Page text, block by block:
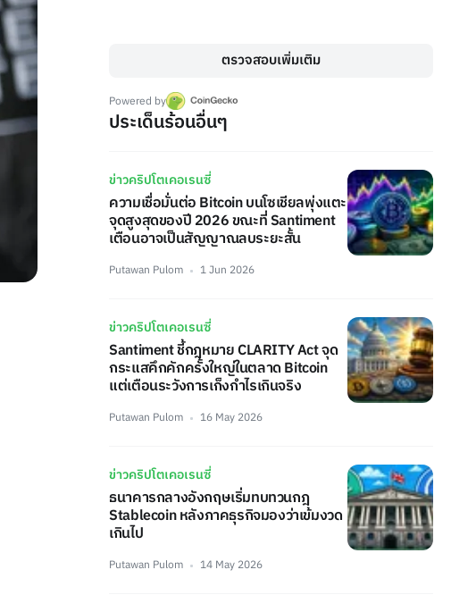
ตรวจสอบเพิ่มเติม
Powered by
ประเด็นร้อนอื่นๆ
ข่าวคริปโตเคอเรนซี่
ความเชื่อมั่นต่อ Bitcoin บนโซเชียลพุ่งแตะ
จุดสูงสุดของปี 2026 ขณะที่ Santiment
เตือนอาจเป็นสัญญาณลบระยะสั้น
Putawan Pulom 1 Jun 2026
ข่าวคริปโตเคอเรนซี่
Santiment ชี้กฎหมาย CLARITY Act จุด
กระแสคึกคักครั้งใหญ่ในตลาด Bitcoin
แต่เตือนระวังการเก็งกำไรเกินจริง
Putawan Pulom 16 May 2026
ข่าวคริปโตเคอเรนซี่
ธนาคารกลางอังกฤษเริ่มทบทวนกฎ
Stablecoin หลังภาคธุรกิจมองว่าเข้มงวด
เกินไป
Putawan Pulom 14 May 2026